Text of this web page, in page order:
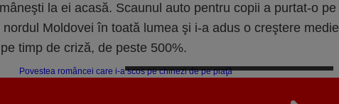
la ei acasă. Scaunul auto pentru copii a purtat-o pe
Moldovei în toată lumea şi i-a adus o creştere medie
timp de criză, de peste 500%.